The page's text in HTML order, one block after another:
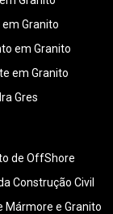
Granito
em Granito
em Granito
Gres
de OffShore
Construção Civil
Mármore e Granito